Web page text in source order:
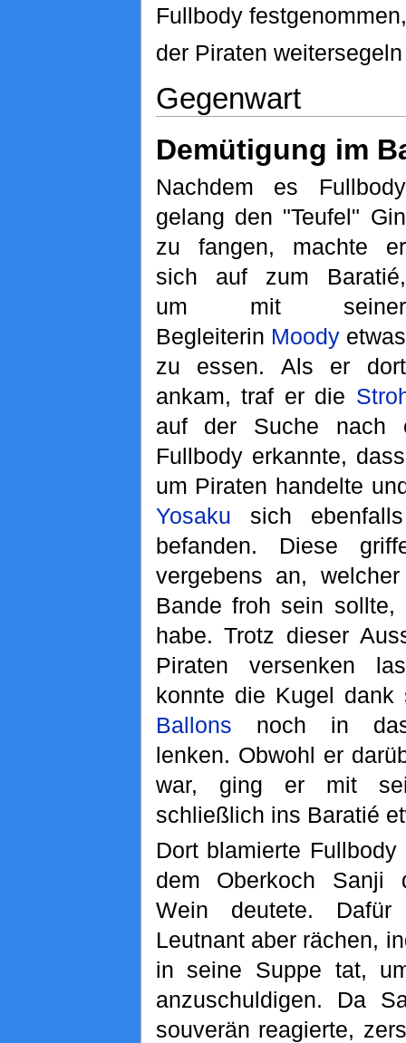
Fullbody
der Piraten
Gegenwart
Demütigung im
Nachdem es Fullbody
gelang den "Teufel" Gin
zu fangen, machte er
sich auf zum Baratié,
um mit seiner
Begleiterin Moodyetwas
zu essen. Als er dort
ankam, traf er die
auf der Suche nach
Fullbody erkannte,
um Piraten handelte
Yosaku sich
befanden. Diese
vergebens an,
Bande froh sein
habe. Trotz dieser
Piraten versenken
konnte die Kugel
Ballons noch in das
lenken. Obwohl er
war, ging er mit
schließlich ins Baratié
Dort blamierte
dem Oberkoch Sanji
Wein deutete.
Leutnant aber rächen,
in seine Suppe tat,
anzuschuldigen. Da
souverän reagierte,